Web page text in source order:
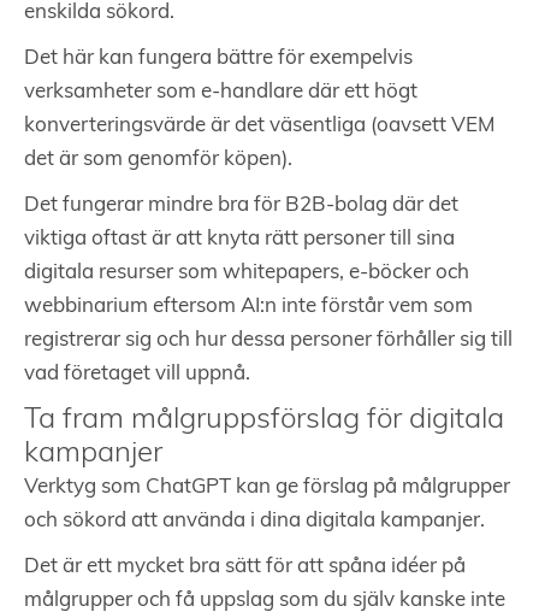
enskilda sökord.
Det här kan fungera bättre för exempelvis
verksamheter som e-handlare där ett högt
konverteringsvärde är det väsentliga (oavsett VEM
det är som genomför köpen).
Det fungerar mindre bra för B2B-bolag där det
viktiga oftast är att knyta rätt personer till sina
digitala resurser som whitepapers, e-böcker och
webbinarium eftersom AI:n inte förstår vem som
registrerar sig och hur dessa personer förhåller sig till
vad företaget vill uppnå.
Ta fram målgruppsförslag för digitala
kampanjer
Verktyg som ChatGPT kan ge förslag på målgrupper
och sökord att använda i dina digitala kampanjer.
Det är ett mycket bra sätt för att spåna idéer på
målgrupper och få uppslag som du själv kanske inte